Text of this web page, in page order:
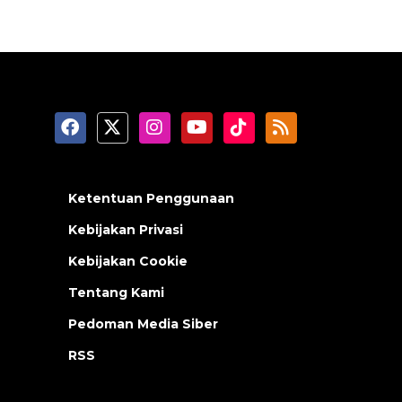
Ketentuan Penggunaan
Kebijakan Privasi
Kebijakan Cookie
Tentang Kami
Pedoman Media Siber
RSS